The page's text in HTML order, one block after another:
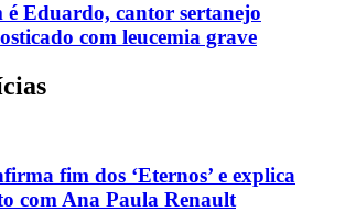
é Eduardo, cantor sertanejo
com leucemia grave
fim dos ‘Eternos’ e explica
com Ana Paula Renault